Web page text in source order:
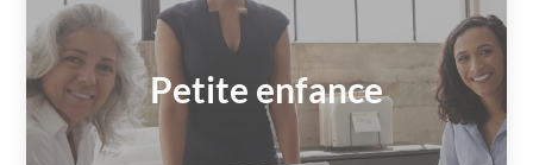
Petite enfance